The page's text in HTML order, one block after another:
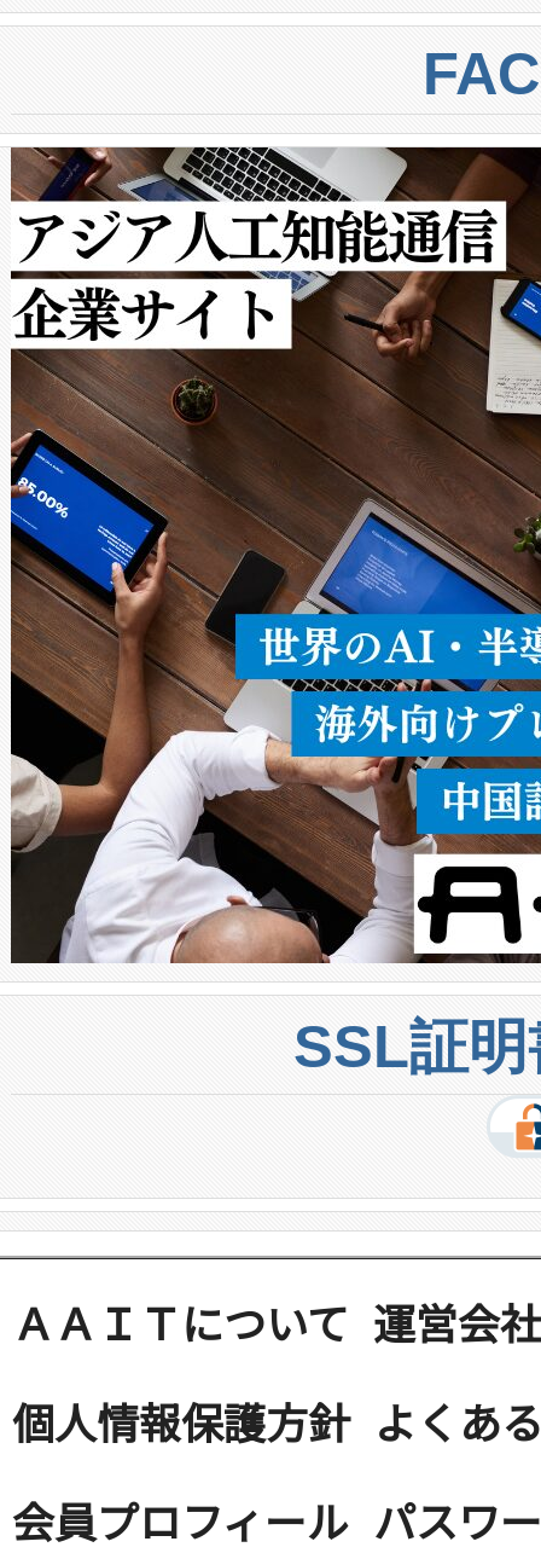
centers. Voltaiqは、ai&のAI
からシステム統合、試運転、
クルの各段階のデータを監視
[…]
ートル先まで検出でき、これ
トに対して約600メートルに
では、反射率10％のターゲッ
で向上し、最大検知距離は
ットだけで最大1キロメート
ルの変電所周囲を監視でき、
作業と点群処理を簡素化でき
Avia 2は、2種類のFOVオプシ
× 80°のノーマルモード、長
ードを切り替えて使用するこ
ることなく、単一のデバイス
うにします。遠距離まで届く
密度なスキャ […]
SSL証
ＡＡＩＴについて 運営会社
個人情報保護方針 よくあ
会員プロフィール パスワ